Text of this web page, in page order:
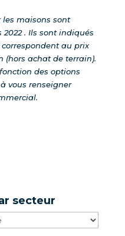
les maisons sont
. Ils sont indiqués
au prix
(hors achat de terrain).
des options
vous renseigner
secteur